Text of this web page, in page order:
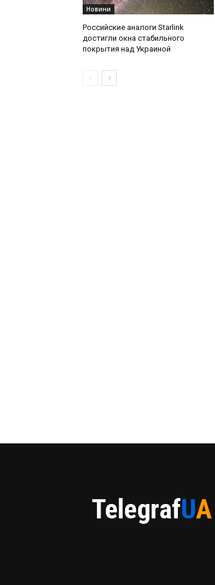
Новини
Российские аналоги Starlink
достигли окна стабильного
покрытия над Украиной